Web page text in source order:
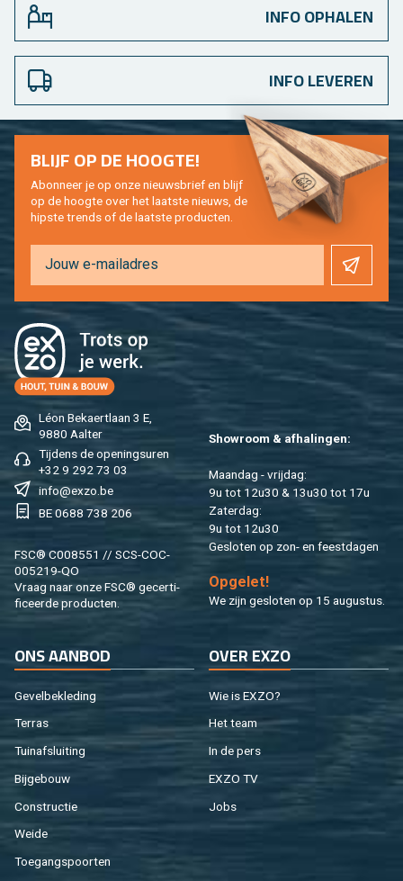
INFO OPHALEN
INFO LEVEREN
Léon Be­kaert­laan 3 E,
9880 Aal­ter
Tij­dens de ope­nings­uren
+32 9 292 73 03
info@​exzo.​be
BE 0688 738 206
FSC® C008551 // SCS-COC-
005219-QO
Vraag naar onze FSC® ge­cer­ti­
fi­ceer­de pro­duc­ten.
Show­room & af­ha­lin­gen:
Maan­dag - vrij­dag:
9u tot 12u30 & 13u30 tot 17u
Za­ter­dag:
9u tot 12u30
Ge­slo­ten op zon- en feest­da­gen
Op­ge­let!
We zijn ge­slo­ten op 15 au­gus­tus.
BLIJF OP DE HOOG­TE!
Abon­neer je op onze nieuws­brief en blijf
op de hoog­te over het laat­ste nieuws, de
hip­s­te trends of de laat­ste pro­duc­ten.
ONS AAN­BOD
Ge­vel­be­kle­ding
Ter­ras
Tuin­af­slui­ting
Bij­ge­bouw
Con­struc­tie
Weide
Toe­gangs­poor­ten
OVER EXZO
Wie is EXZO?
Het team
In de pers
EXZO TV
Jobs